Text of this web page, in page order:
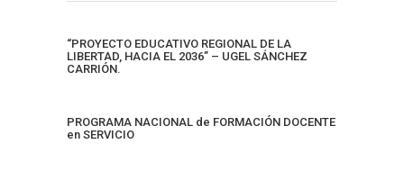
“PROYECTO EDUCATIVO REGIONAL DE LA
LIBERTAD, HACIA EL 2036” – UGEL SÁNCHEZ
CARRIÓN.
PROGRAMA NACIONAL de FORMACIÓN DOCENTE
en SERVICIO